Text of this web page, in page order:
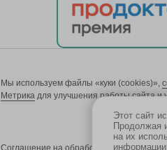
Cоглашение на обработку
Мы используем файлы «куки (cookies)»,
Метрика для улучшения работы сайта и
Этот сайт
Продолжая
на их